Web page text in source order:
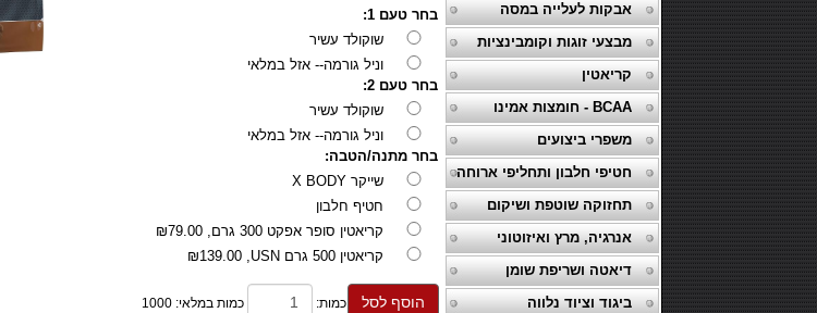
אבקות לעלייה במסה
מבצעי זוגות וקומבינציות
קריאטין
BCAA - חומצות אמינו
משפרי ביצועים
חטיפי חלבון ותחליפי ארוחה
תחזוקה שוטפת ושיקום
אנרגיה, מרץ ואיזוטוני
דיאטה ושריפת שומן
ביגוד וציוד נלווה
בחר טעם 1:
שוקולד עשיר
וניל גורמה-- אזל במלאי
בחר טעם 2:
שוקולד עשיר
וניל גורמה-- אזל במלאי
בחר מתנה/הטבה:
שייקר X BODY
חטיף חלבון
קריאטין סופר אפקט 300 גרם,
₪79.00
קריאטין 500 גרם USN,
₪139.00
הוסף לסל כמות: כמות במלאי: 1000